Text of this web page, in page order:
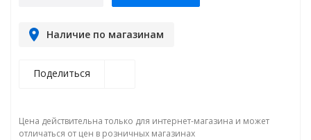
Наличие по магазинам
Поделиться
Цена действительна только для интернет-магазина и может
отличаться от цен в розничных магазинах